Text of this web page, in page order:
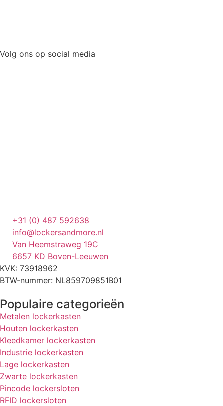
Volg ons op social media
+31 (0) 487 592638
info@lockersandmore.nl
Van Heemstraweg 19C
6657 KD Boven-Leeuwen
KVK: 73918962
BTW-nummer: NL859709851B01
Populaire categorieën
Metalen lockerkasten
Houten lockerkasten
Kleedkamer lockerkasten
Industrie lockerkasten
Lage lockerkasten
Zwarte lockerkasten
Pincode lockersloten
RFID lockersloten